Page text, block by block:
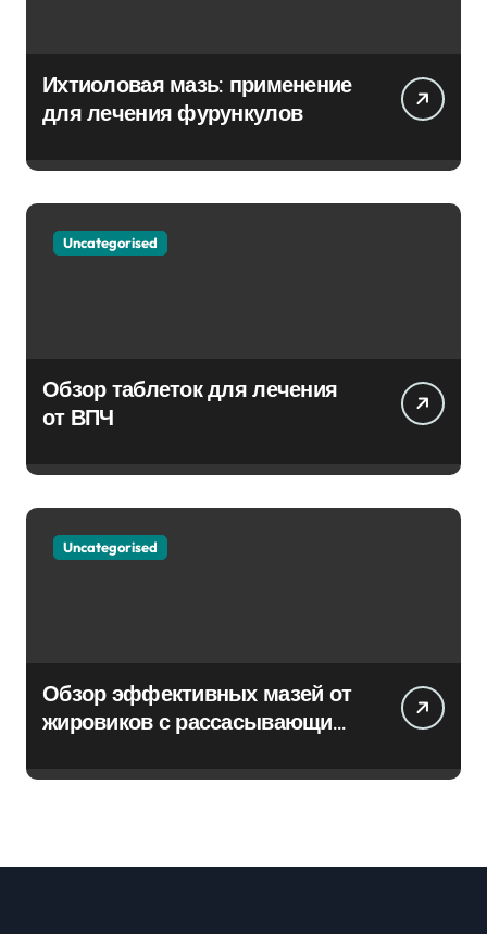
Ихтиоловая мазь: применение
для лечения фурункулов
Uncategorised
Обзор таблеток для лечения
от ВПЧ
Uncategorised
Обзор эффективных мазей от
жировиков с рассасывающим